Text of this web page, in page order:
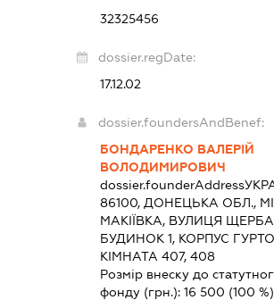
32325456
dossier.regDate:
17.12.02
dossier.foundersAndBenef:
БОНДАРЕНКО ВАЛЕРІЙ
ВОЛОДИМИРОВИЧ
dossier.founderAddress
86100, ДОНЕЦЬКА ОБЛ.,
МАКІЇВКА, ВУЛИЦЯ
БУДИНОК 1, КОРПУС
КІМНАТА 407, 408
Розмір внеску до
фонду (грн.):16 500 (100 %)